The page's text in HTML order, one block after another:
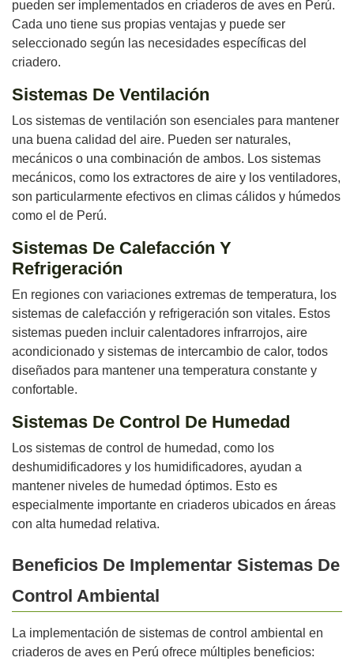
pueden ser implementados en criaderos de aves en Perú.
Cada uno tiene sus propias ventajas y puede ser
seleccionado según las necesidades específicas del
criadero.
Sistemas De Ventilación
Los sistemas de ventilación son esenciales para mantener
una buena calidad del aire. Pueden ser naturales,
mecánicos o una combinación de ambos. Los sistemas
mecánicos, como los extractores de aire y los ventiladores,
son particularmente efectivos en climas cálidos y húmedos
como el de Perú.
Sistemas De Calefacción Y
Refrigeración
En regiones con variaciones extremas de temperatura, los
sistemas de calefacción y refrigeración son vitales. Estos
sistemas pueden incluir calentadores infrarrojos, aire
acondicionado y sistemas de intercambio de calor, todos
diseñados para mantener una temperatura constante y
confortable.
Sistemas De Control De Humedad
Los sistemas de control de humedad, como los
deshumidificadores y los humidificadores, ayudan a
mantener niveles de humedad óptimos. Esto es
especialmente importante en criaderos ubicados en áreas
con alta humedad relativa.
Beneficios De Implementar Sistemas De
Control Ambiental
La implementación de sistemas de control ambiental en
criaderos de aves en Perú ofrece múltiples beneficios: